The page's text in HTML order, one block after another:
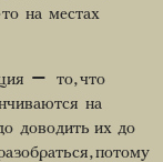
на местах
– то, что
на
доводить их до
потому